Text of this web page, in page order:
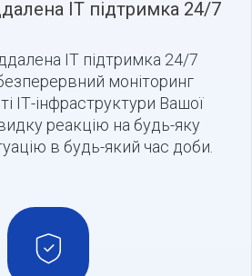
IT підтримка 24/7
IT підтримка 24/7
моніторинг
ІТ-інфраструктури Вашої
реакцію на будь-яку
в будь-який час доби.